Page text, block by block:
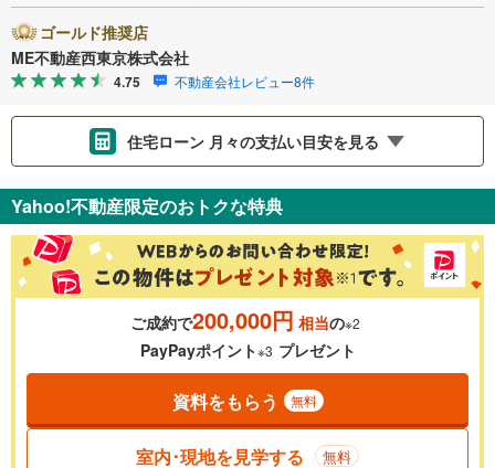
ゴールド推奨店
ME不動産西東京株式会社
4.75 不動産会社レビュー8件
住宅ローン 月々の支払い目安を見る
金利 ％
0.01%
一般的には最長35年まで借り入れ可能です。多くの金融機関
Yahoo!不動産限定のおトクな特典
ご成約で200,000円 相当の※2
PayPayポイント※3 プレゼント
資料をもらう 無料
室内･現地を見学する 無料